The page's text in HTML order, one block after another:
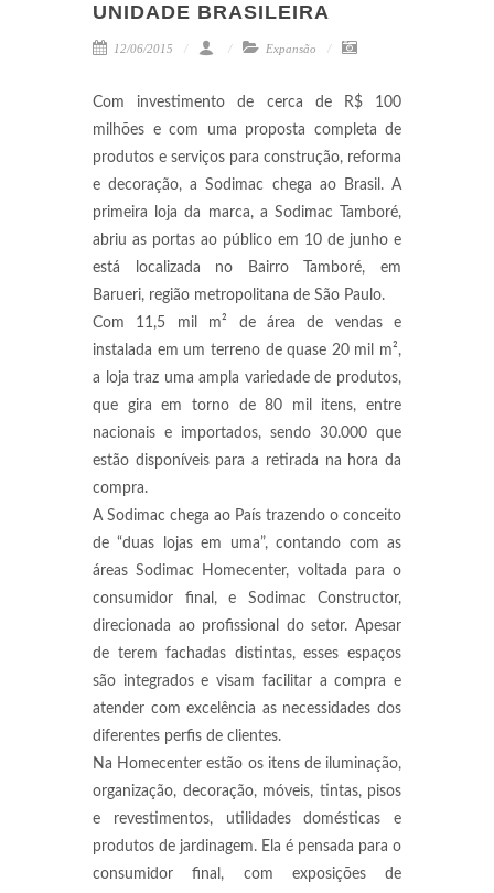
UNIDADE BRASILEIRA
12/06/2015 Expansão
Com investimento de cerca de R$ 100
milhões e com uma proposta completa de
produtos e serviços para construção, reforma
e decoração, a Sodimac chega ao Brasil. A
primeira loja da marca, a Sodimac Tamboré,
abriu as portas ao público em 10 de junho e
está localizada no Bairro Tamboré, em
Barueri, região metropolitana de São Paulo.
Com 11,5 mil m² de área de vendas e
instalada em um terreno de quase 20 mil m²,
a loja traz uma ampla variedade de produtos,
que gira em torno de 80 mil itens, entre
nacionais e importados, sendo 30.000 que
estão disponíveis para a retirada na hora da
compra.
A Sodimac chega ao País trazendo o conceito
de “duas lojas em uma”, contando com as
áreas Sodimac Homecenter, voltada para o
consumidor final, e Sodimac Constructor,
direcionada ao profissional do setor. Apesar
de terem fachadas distintas, esses espaços
são integrados e visam facilitar a compra e
atender com excelência as necessidades dos
diferentes perfis de clientes.
Na Homecenter estão os itens de iluminação,
organização, decoração, móveis, tintas, pisos
e revestimentos, utilidades domésticas e
produtos de jardinagem. Ela é pensada para o
consumidor final, com exposições de